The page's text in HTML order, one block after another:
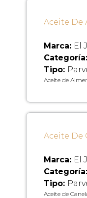
Aceite De
Marca: El
Categoría:
Tipo:
Aceite de
Aceite De
Marca: El
Categoría:
Tipo:
Aceite de